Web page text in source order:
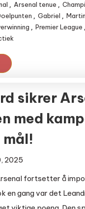
, Arsenal tenue ,
, Gabriel ,
, Premier League ,
sikrer
med
mål!
2025
fortsetter å
en gang var det